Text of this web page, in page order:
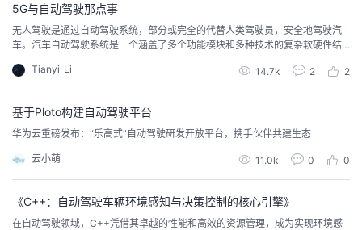
页
开
发
者
我
的
开
发
我
的
Programs
我
的
5G与自动驾驶那点事
无人驾驶是通过自动驾驶系统，部分或完全的代替人类驾驶员，安全地驾驶汽
车。汽车自动驾驶系统是一个涵盖了多个功能模块和多种技术的复杂软硬件结
Tianyi_Li
14.7k 2 2
基于Ploto构建自动驾驶平台
华为云重磅发布：“乐高式”自动驾驶研发开放平台，携手伙伴共建生态
云小萌 11.0k 0 0
《C++：自动驾驶车辆环境感知与决策控制的核心引擎》
在自动驾驶领域，C++凭借其卓越的性能和高效的资源管理，成为实现环境感